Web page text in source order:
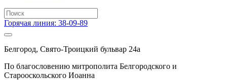
Горячая линия: 38-09-89
Белгород, Свято-Троицкий бульвар 24а
По благословению митрополита Белгородского и
Старооскольского Иоанна